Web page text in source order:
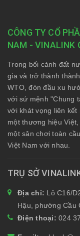
CÔNG TY CỔ
NAM - VINALINK
Trong bối cảnh đất
gia và trở thành
WTO, đón đầu xu
với sứ mệnh "Chung
với khát vọng liên kết
một thương hiệu
một sân chơi toàn
Việt Nam với nhau.
TRỤ SỞ
Địa chỉ: Lô C16/
Hậu, phường Cầu
Điện thoại: 024